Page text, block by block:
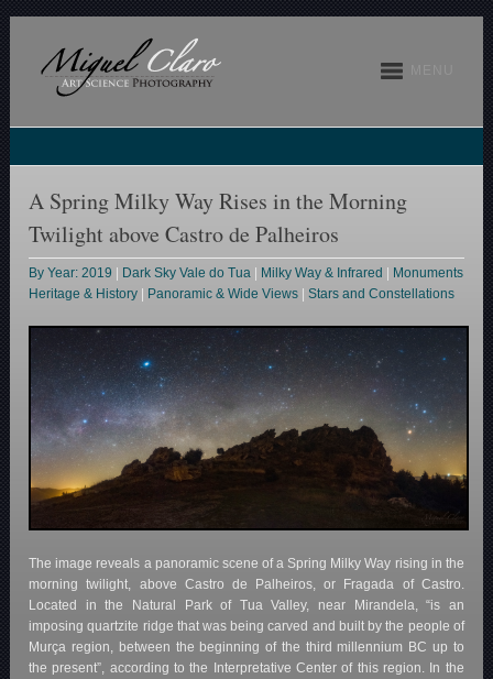
A Spring Milky Way Rises in the Morning
Twilight above Castro de Palheiros
By Year: 2019 Dark Sky Vale do Tua Milky Way & Infrared
Monuments
Heritage & History
Panoramic & Wide Views |Stars and Constellations
The image reveals a panoramic scene of a Spring Milky Way rising in the
morning twilight, above Castro de Palheiros, or Fragada of Castro.
Located in the Natural Park of Tua Valley, near Mirandela, “is an
imposing quartzite ridge that was being carved and built by the people of
Murça region, between the beginning of the third millennium BC up to
the present”, according to the Interpretative Center of this region. In the